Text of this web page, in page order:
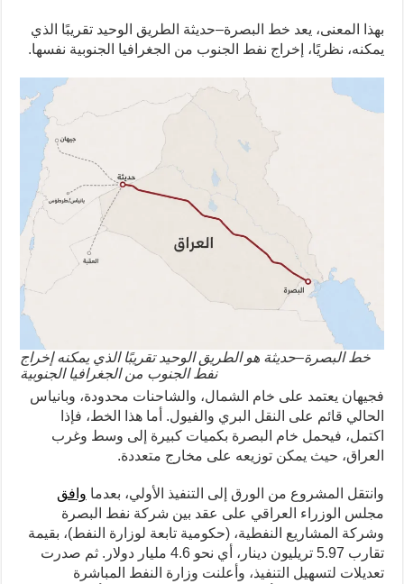
بهذا المعنى، يعد خط البصرة–حديثة الطريق الوحيد تقريبًا الذي
يمكنه، نظريًا، إخراج نفط الجنوب من الجغرافيا الجنوبية نفسها.
خط البصرة–حديثة هو الطريق الوحيد تقريبًا الذي يمكنه إخراج
نفط الجنوب من الجغرافيا الجنوبية
فجيهان يعتمد على خام الشمال، والشاحنات محدودة، وبانياس
الحالي قائم على النقل البري والفيول. أما هذا الخط، فإذا
اكتمل، فيحمل خام البصرة بكميات كبيرة إلى وسط وغرب
العراق، حيث يمكن توزيعه على مخارج متعددة.
وانتقل المشروع من الورق إلى التنفيذ الأولي، بعدما وافق
مجلس الوزراء العراقي على عقد بين شركة نفط البصرة
وشركة المشاريع النفطية، (حكومية تابعة لوزارة النفط)، بقيمة
تقارب 5.97 تريليون دينار، أي نحو 4.6 مليار دولار. ثم صدرت
تعديلات لتسهيل التنفيذ، وأعلنت وزارة النفط المباشرة